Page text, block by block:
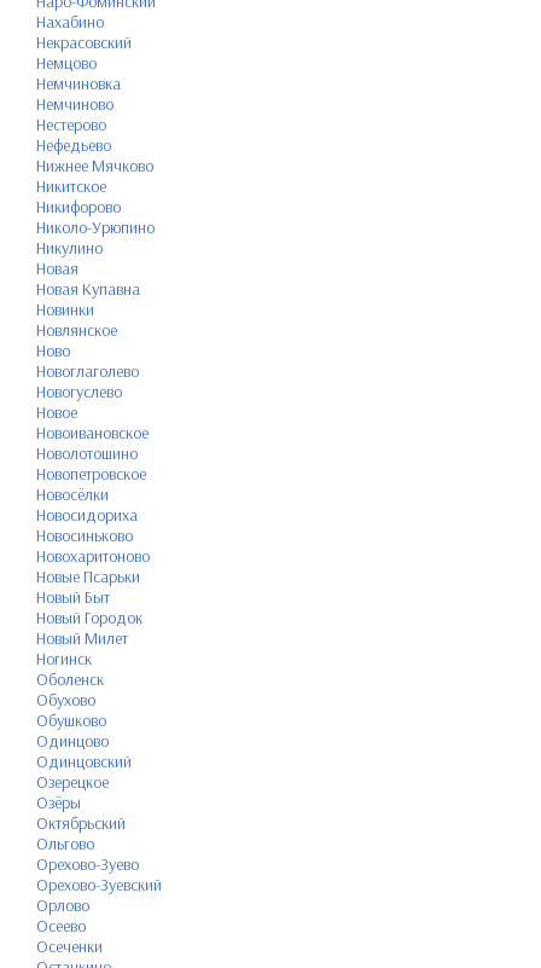
Нахабино
Некрасовский
Немцово
Немчиновка
Немчиново
Нестерово
Нефедьево
Нижнее Мячково
Никитское
Никифорово
Николо-Урюпино
Никулино
Новая
Новая Купавна
Новинки
Новлянское
Ново
Новоглаголево
Новогуслево
Новое
Новоивановское
Новолотошино
Новопетровское
Новосёлки
Новосидориха
Новосиньково
Новохаритоново
Новые Псарьки
Новый Быт
Новый Городок
Новый Милет
Ногинск
Оболенск
Обухово
Обушково
Одинцово
Одинцовский
Озерецкое
Озёры
Октябрьский
Ольгово
Орехово-Зуево
Орехово-Зуевский
Орлово
Осеево
Осеченки